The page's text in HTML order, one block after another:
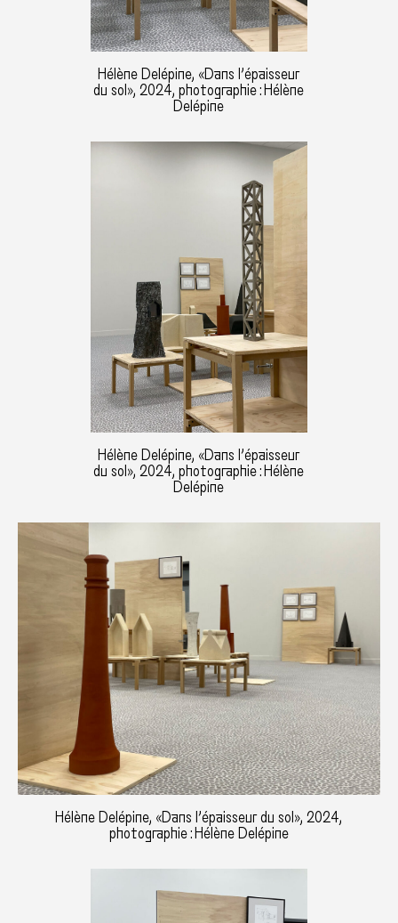
Hélène Delépine, «Dans l’épaisseur
du sol», 2024, photographie : Hélène
Delépine
Hélène Delépine, «Dans l’épaisseur
du sol», 2024, photographie : Hélène
Delépine
Hélène Delépine, «Dans l’épaisseur du sol», 2024,
photographie : Hélène Delépine